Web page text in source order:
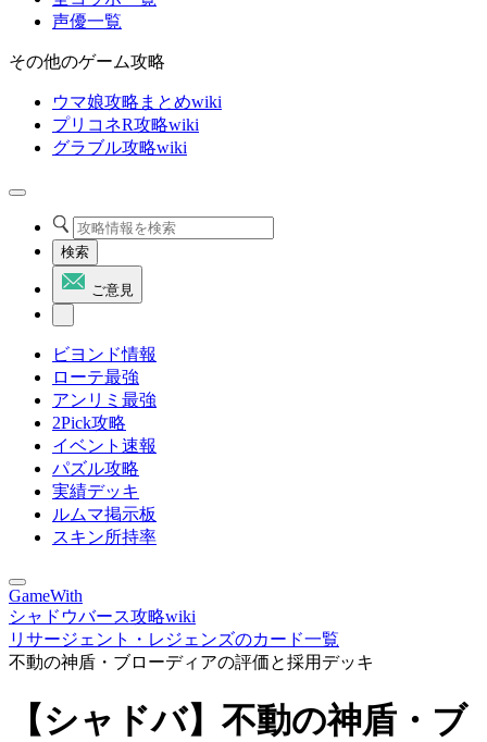
声優一覧
その他のゲーム攻略
ウマ娘攻略まとめwiki
プリコネR攻略wiki
グラブル攻略wiki
検索
ご意見
ビヨンド情報
ローテ最強
アンリミ最強
2Pick攻略
イベント速報
パズル攻略
実績デッキ
ルムマ掲示板
スキン所持率
GameWith
シャドウバース攻略wiki
リサージェント・レジェンズのカード一覧
不動の神盾・ブローディアの評価と採用デッキ
【シャドバ】不動の神盾・ブ